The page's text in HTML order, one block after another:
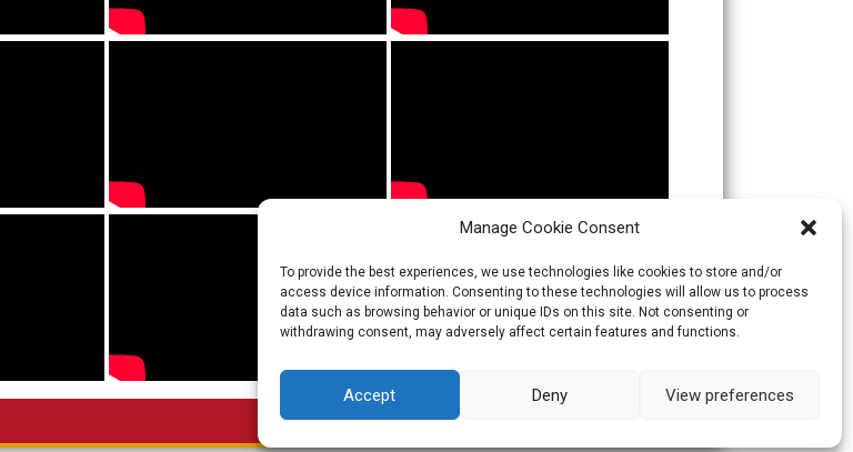
Manage Cookie Consent
To provide the best experiences, we use technologies like cookies to store and/or
access device information. Consenting to these technologies will allow us to process
data such as browsing behavior or unique IDs on this site. Not consenting or
withdrawing consent, may adversely affect certain features and functions.
Accept Deny View preferences